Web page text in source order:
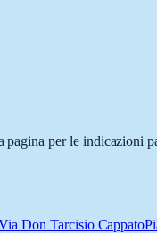
per le indicazioni
Don Tarcisio Cappato